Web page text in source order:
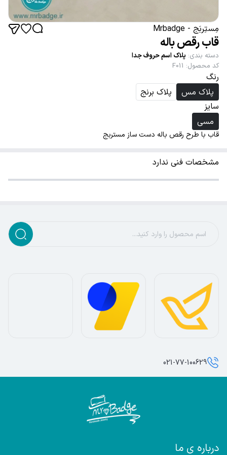
مِستِربَج - Mrbadge
قاب رقص باله
دسته بندی: پلاک اسم حروف جدا
کد محصول:
F011
رنگ
پلاک مس
پلاک برنج
سایز
مسی
قاب با طرح رقص باله دست ساز مستربج
مشخصات فنی ندارد
درباره ی ما
021-77-100629